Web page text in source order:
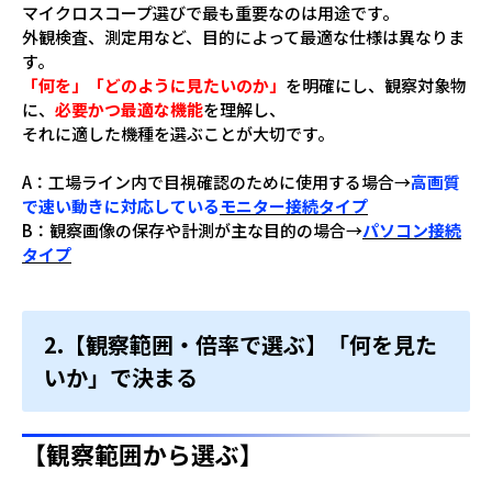
マイクロスコープ選びで最も重要なのは用途です。
外観検査、測定用など、目的によって最適な仕様は異なりま
す。
「何を」「どのように見たいのか」 を明確にし、観察対象物
に、 必要かつ最適な機能を理解し、
それに適した機種を選ぶことが大切です。
A：工場ライン内で目視確認のために使用する場合→高画質
で速い動きに対応しているモニター接続タイプ
B：観察画像の保存や計測が主な目的の場合→パソコン接続
タイプ
2.【観察範囲・倍率で選ぶ】「何を見た
いか」で決まる
【観察範囲から選ぶ】